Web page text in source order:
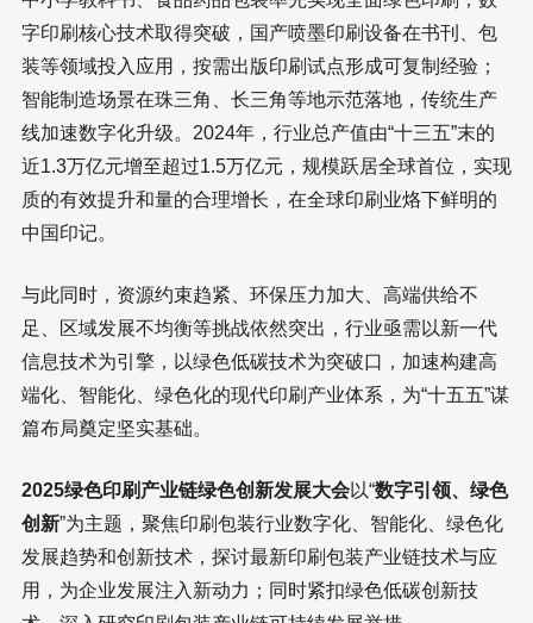
字印刷核心技术取得突破，国产喷墨印刷设备在书刊、包
装等领域投入应用，按需出版印刷试点形成可复制经验；
智能制造场景在珠三角、长三角等地示范落地，传统生产
线加速数字化升级。2024年，行业总产值由“十三五”末的
近1.3万亿元增至超过1.5万亿元，规模跃居全球首位，实现
质的有效提升和量的合理增长，在全球印刷业烙下鲜明的
中国印记。
与此同时，资源约束趋紧、环保压力加大、高端供给不
足、区域发展不均衡等挑战依然突出，行业亟需以新一代
信息技术为引擎，以绿色低碳技术为突破口，加速构建高
端化、智能化、绿色化的现代印刷产业体系，为“十五五”谋
篇布局奠定坚实基础。
2025绿色印刷产业链绿色创新发展大会以“数字引领、绿色
创新”为主题，聚焦印刷包装行业数字化、智能化、绿色化
发展趋势和创新技术，探讨最新印刷包装产业链技术与应
用，为企业发展注入新动力；同时紧扣绿色低碳创新技